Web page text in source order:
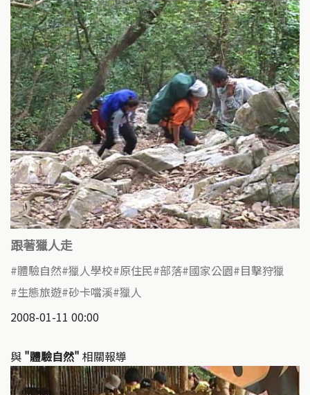
跟著獵人走
體驗自然 獵人學校 原住民 部落 國家公園 目擊狩獵
生態旅遊 砂卡噹溪 獵人
2008-01-11 00:00
與 "體驗自然" 相關報導